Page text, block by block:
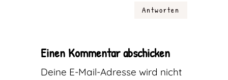
Antworten
Einen Kommentar abschicken
Deine E-Mail-Adresse wird nicht